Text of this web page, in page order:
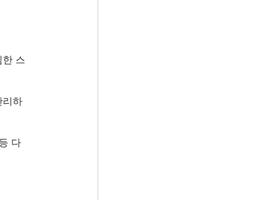
한 스
리하
다